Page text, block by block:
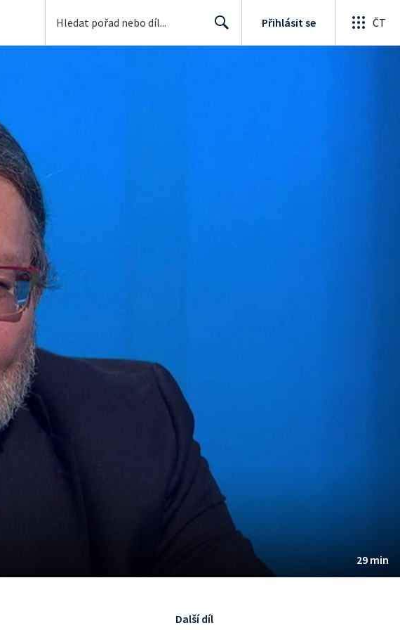
Přihlásit se ČT
29 min
Další díl